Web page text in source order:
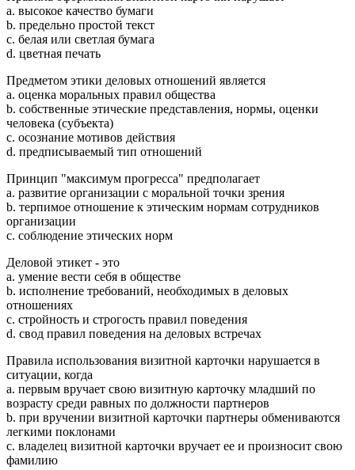
a. высокое качество бумаги
b. предельно простой текст
c. белая или светлая бумага
d. цветная печать
Предметом этики деловых отношений является
a. оценка моральных правил общества
b. собственные этические представления, нормы, оценки
человека (субъекта)
c. осознание мотивов действия
d. предписываемый тип отношений
Принцип "максимум прогресса" предполагает
a. развитие организации с моральной точки зрения
b. терпимое отношение к этическим нормам сотрудников
организации
c. соблюдение этических норм
Деловой этикет - это
a. умение вести себя в обществе
b. исполнение требований, необходимых в деловых
отношениях
c. стройность и строгость правил поведения
d. свод правил поведения на деловых встречах
Правила использования визитной карточки нарушается в
ситуации, когда
a. первым вручает свою визитную карточку младший по
возрасту среди равных по должности партнеров
b. при вручении визитной карточки партнеры обмениваются
легкими поклонами
c. владелец визитной карточки вручает ее и произносит свою
фамилию